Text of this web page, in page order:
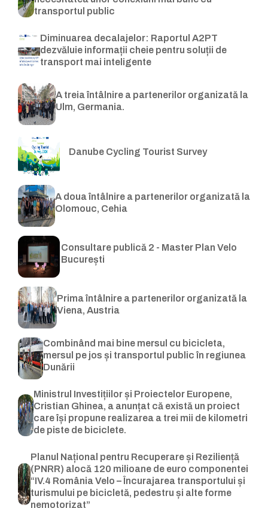
transportul public
Diminuarea decalajelor: Raportul A2PT
dezvăluie informații cheie pentru soluții de
transport mai inteligente
A treia întâlnire a partenerilor organizată la
Ulm, Germania.
Danube Cycling Tourist Survey
A doua întâlnire a partenerilor organizată la
Olomouc, Cehia
Consultare publică 2 - Master Plan Velo
București
Prima întâlnire a partenerilor organizată la
Viena, Austria
Combinând mai bine mersul cu bicicleta,
mersul pe jos și transportul public în regiunea
Dunării
Ministrul Investițiilor și Proiectelor Europene,
Cristian Ghinea, a anunțat că există un proiect
care își propune realizarea a trei mii de kilometri
de piste de biciclete.
Planul Național pentru Recuperare și Reziliență
(PNRR) alocă 120 milioane de euro componentei
“IV.4 România Velo – Încurajarea transportului și
turismului pe bicicletă, pedestru și alte forme
nemotorizat”